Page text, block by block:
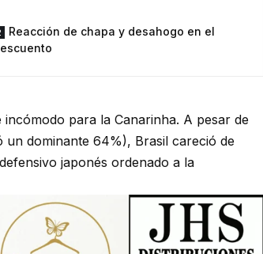
Reacción de chapa y desahogo en el
para la Canarinha. A pesar de
un dominante 64%), Brasil careció de
japonés ordenado a la